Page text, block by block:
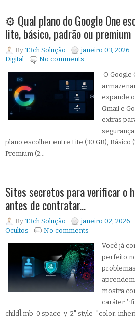
⚙️ Qual plano do Google One
lite, básico, padrão ou premium
By T3ch Solução janeiro 03, 2026
Digital
No comments
O Google
expande
Gmail e
extras
plano escolher entre Lite (30 GB), Básico
Premium (2...
Sites secretos para verificar o
antes de contratar...
By T3ch Solução janeiro 02, 2026
Ocultos
No comments
Você já
perfeito
mostra
child]:mb-0 space-y-2" style="color: